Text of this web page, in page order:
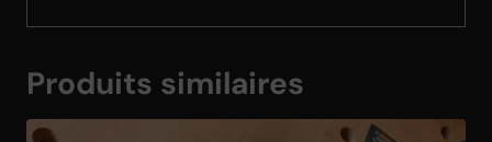
Produits similaires